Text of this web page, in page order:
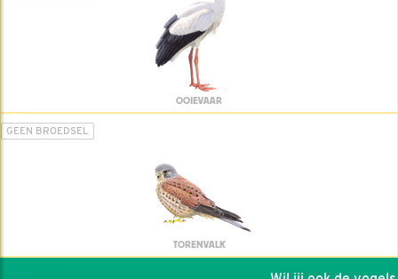
OOIEVAAR
GEEN BROEDSEL
TORENVALK